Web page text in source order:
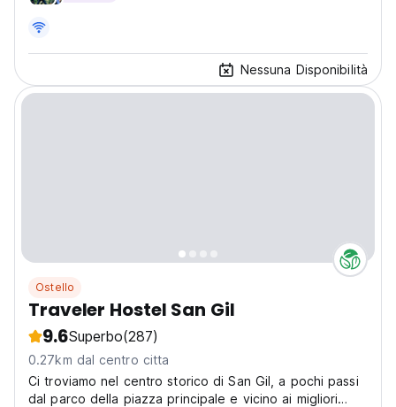
Nessuna Disponibilità
Ostello
Traveler Hostel San Gil
9.6Superbo(287)
0.27km dal centro citta
Ci troviamo nel centro storico di San Gil, a pochi passi
dal parco della piazza principale e vicino ai migliori